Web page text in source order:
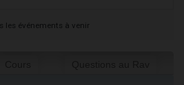
les événements à venir